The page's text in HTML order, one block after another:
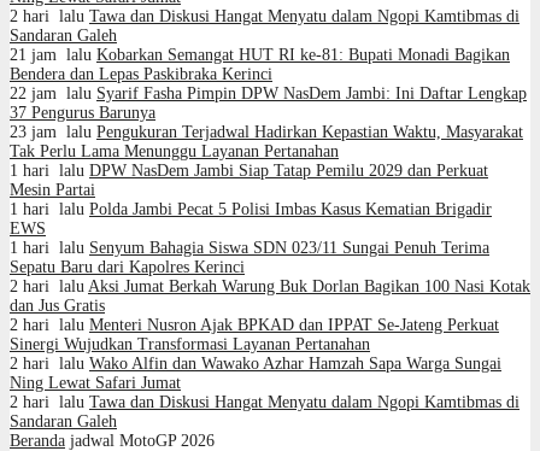
2 hari lalu Tawa dan Diskusi Hangat Menyatu dalam Ngopi Kamtibmas di
Sandaran Galeh
21 jam lalu Kobarkan Semangat HUT RI ke-81: Bupati Monadi Bagikan
Bendera dan Lepas Paskibraka Kerinci
22 jam lalu Syarif Fasha Pimpin DPW NasDem Jambi: Ini Daftar Lengkap
37 Pengurus Barunya
23 jam lalu Pengukuran Terjadwal Hadirkan Kepastian Waktu, Masyarakat
Tak Perlu Lama Menunggu Layanan Pertanahan
1 hari lalu DPW NasDem Jambi Siap Tatap Pemilu 2029 dan Perkuat
Mesin Partai
1 hari lalu Polda Jambi Pecat 5 Polisi Imbas Kasus Kematian Brigadir
EWS
1 hari lalu Senyum Bahagia Siswa SDN 023/11 Sungai Penuh Terima
Sepatu Baru dari Kapolres Kerinci
2 hari lalu Aksi Jumat Berkah Warung Buk Dorlan Bagikan 100 Nasi Kotak
dan Jus Gratis
2 hari lalu Menteri Nusron Ajak BPKAD dan IPPAT Se-Jateng Perkuat
Sinergi Wujudkan Transformasi Layanan Pertanahan
2 hari lalu Wako Alfin dan Wawako Azhar Hamzah Sapa Warga Sungai
Ning Lewat Safari Jumat
2 hari lalu Tawa dan Diskusi Hangat Menyatu dalam Ngopi Kamtibmas di
Sandaran Galeh
Beranda jadwal MotoGP 2026